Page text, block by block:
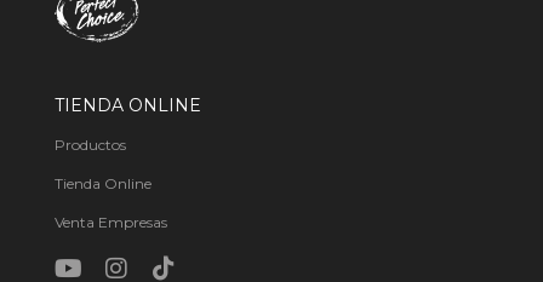
TIENDA ONLINE
Productos
Tienda Online
Venta Empresas